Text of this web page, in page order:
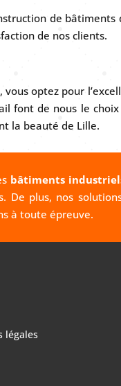
de
de nos clients.
vous optez pour
font de nous le
la beauté de Lille.
bâtiments
De plus, nos
à toute épreuve.
légales